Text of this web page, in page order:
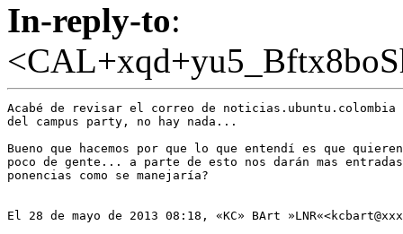
In-reply-to:
Acabé de revisar el correo de noticias.ubuntu.colombia
del campus party, no hay nada...
Bueno que hacemos por que lo que entendí es que
poco de gente... a parte de esto nos darán mas
ponencias como se manejaría?
El 28 de mayo de 2013 08:18, «KC» BArt